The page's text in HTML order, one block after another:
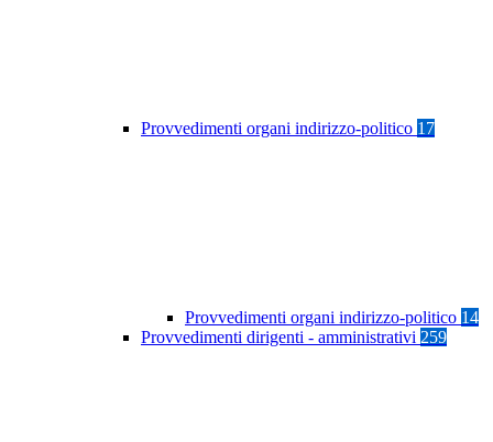
Provvedimenti organi indirizzo-politico 17
Provvedimenti organi indirizzo-politico 14
Provvedimenti dirigenti - amministrativi 259